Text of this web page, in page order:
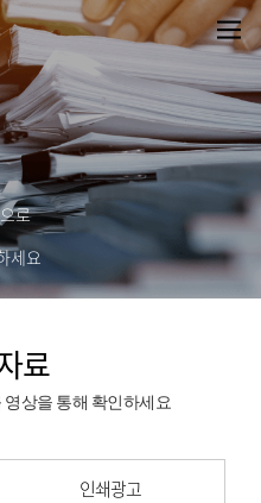
로
세요
료
상을 통해 확인하세요
인쇄광고